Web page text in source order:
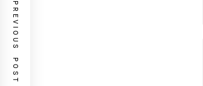
PREVIOUS POST